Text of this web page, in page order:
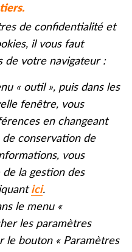
de confidentialité et
il vous faut
de votre navigateur :
« outil », puis dans les
fenêtre, vous
en changeant
conservation de
vous
la gestion des
ici.
le menu «
les paramètres
le bouton « Paramètres